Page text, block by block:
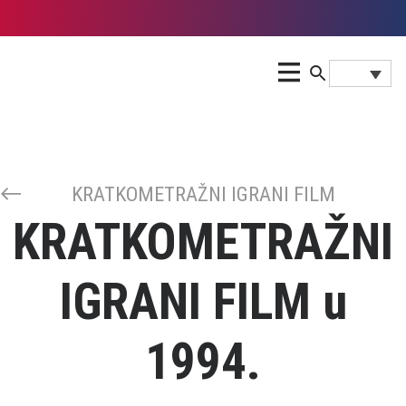
KRATKOMETRAŽNI IGRANI FILM
KRATKOMETRAŽNI
IGRANI FILM u
1994.